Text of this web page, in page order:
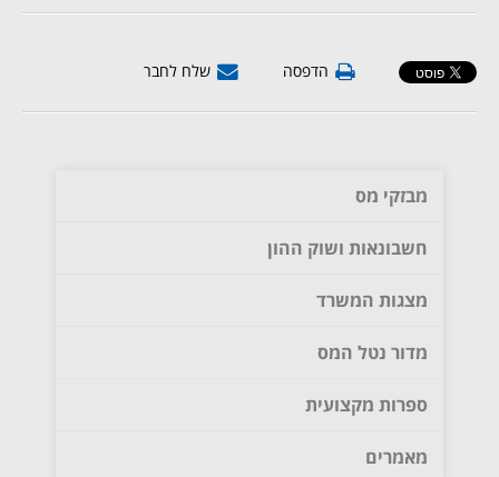
הדפסה שלח לחבר
מבזקי מס
חשבונאות ושוק ההון
מצגות המשרד
מדור נטל המס
ספרות מקצועית
מאמרים